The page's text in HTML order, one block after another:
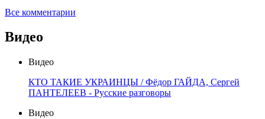
Все комментарии
Видео
Видео
КТО ТАКИЕ УКРАИНЦЫ / Фёдор ГАЙДА, Сергей
ПАНТЕЛЕЕВ - Русские разговоры
Видео